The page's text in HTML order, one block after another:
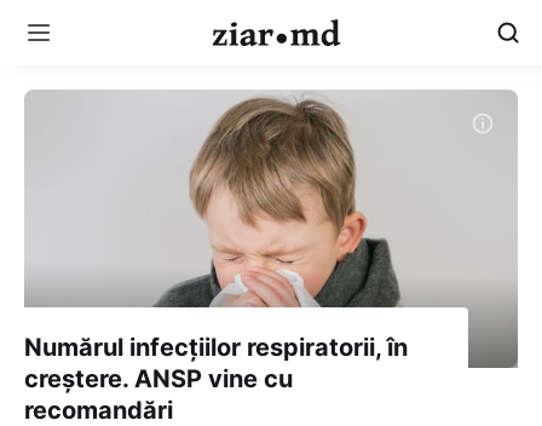
Numărul infecțiilor respiratorii, în
creștere. ANSP vine cu
recomandări